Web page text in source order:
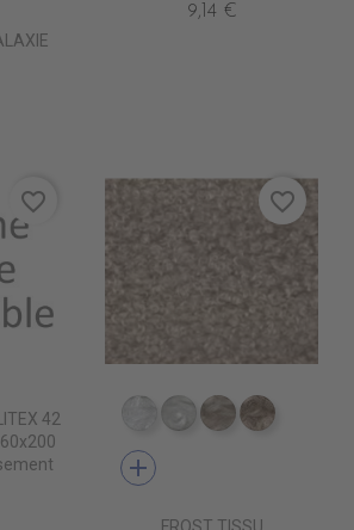
9,14 €
42
favorite_border
TA5300 BLANC
TA5301 CREME
TA5302 LIN
TA5303
add
favorite_border